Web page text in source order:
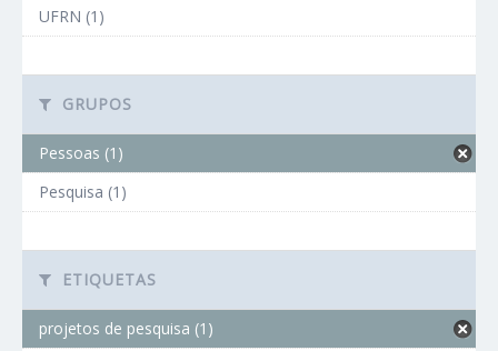
UFRN (1)
GRUPOS
Pessoas (1)
Pesquisa (1)
ETIQUETAS
projetos de pesquisa (1)